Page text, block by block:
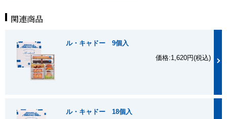
関連商品
ル・キャドー 9個入
価格:1,620円(税込)
ル・キャドー 18個入